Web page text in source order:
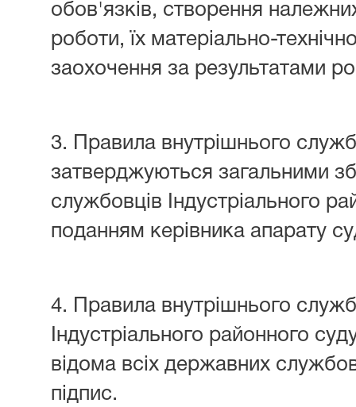
обов'язків, створення
роботи, їх матеріально-
заохочення за результатами
3. Правила внутрішнього
затверджуються загальними
службовців Індустріального
поданням керівника апарату
4. Правила внутрішнього
Індустріального районного
відома всіх державних
підпис.